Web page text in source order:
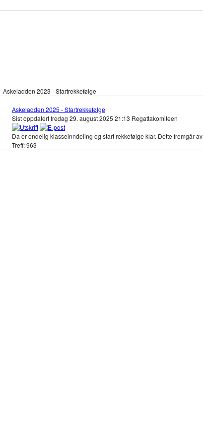
Askeladden 2023 - Startrekkefølge
Askeladden 2025 - Startrekkefølge
Sist oppdatert fredag 29. august 2025 21:13 Regattakomiteen
Da er endelig klasseinndeling og start rekkefølge klar. Dette fremgår av
Treff: 963